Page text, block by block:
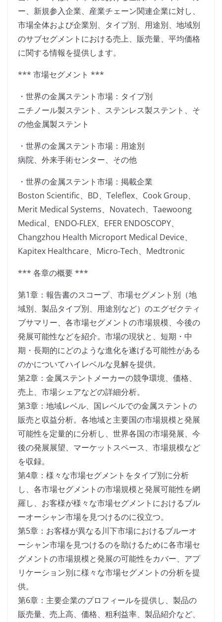
ー、新規参入企業、産業チェーン関連企業に対し、
市場全体および企業別、タイプ別、用途別、地域別
のサブセグメントにおける売上、販売量、平均価格
に関する情報を提供します。
*** 市場セグメント ***
・世界の金属ステント市場：タイプ別
ニチノール製ステント、ステンレス製ステント、そ
の他金属製ステント
・世界の金属ステント市場：用途別
病院、外来手術センター、その他
・世界の金属ステント市場：掲載企業
Boston Scientific、BD、Teleflex、Cook Group、
Merit Medical Systems、Novatech、Taewoong
Medical、ENDO-FLEX、EFER ENDOSCOPY、
Changzhou Health Microport Medical Device、
Kapitex Healthcare、Micro-Tech、Medtronic
*** 各章の概要 ***
第1章：報告書のスコープ、市場セグメント別（地
域別、製品タイプ別、用途別など）のエグゼクティ
ブサマリー、各市場セグメントの市場規模、今後の
発展可能性などを紹介。市場の現状と、短期・中
期・長期的にどのような進化を遂げる可能性がある
のかについてハイレベルな見解を提供。
第2章：金属ステントメーカーの競争環境、価格、
売上、市場シェアなどの詳細分析。
第3章：地域レベル、国レベルでの金属ステントの
販売と収益分析。各地域と主要国の市場規模と発展
可能性を定量的に分析し、世界各国の市場発展、今
後の発展展望、マーケットスペース、市場規模など
を収録。
第4章：様々な市場セグメントをタイプ別に分析
し、各市場セグメントの市場規模と発展可能性を網
羅し、お客様が様々な市場セグメントにおけるブル
ーオーシャン市場を見つけるのに役立つ。
第5章：お客様が異なる川下市場におけるブルーオ
ーシャン市場を見つけるのを助けるために各市場セ
グメントの市場規模と発展の可能性をカバー、アプ
リケーション別に様々な市場セグメントの分析を提
供。
第6章：主要企業のプロフィールを提供し、製品の
販売量、売上高、価格、粗利益率、製品紹介など、